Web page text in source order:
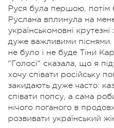
Руся була першою, потім
Руслана вплинула на
українськомовні
дуже важливими
не було і не буде Тіни
"Голосі" сказала, що я
хочу співати російську
закидають дуже часто:
співати попсу, а сама
нічого поганого в
розвивати український